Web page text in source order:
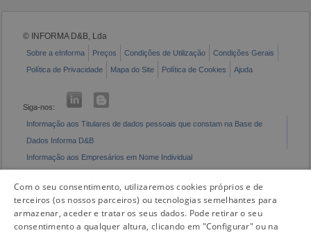
© INFORMA D&B, Lda
Sobre a eInforma Preços Condições de Utilização
Condições Gerais
Política de Privacidade
Mapa do Site Política de Cookies Ajuda
Siga-nos:
Informação aos Titulares de dados pessoais que constam na Base de
Dados Informa D&B
Informação aos Empresários em Nome Individual
Com o seu consentimento, utilizaremos cookies próprios e de
terceiros (os nossos parceiros) ou tecnologias semelhantes para
armazenar, aceder e tratar os seus dados. Pode retirar o seu
consentimento a qualquer altura, clicando em "Configurar" ou na